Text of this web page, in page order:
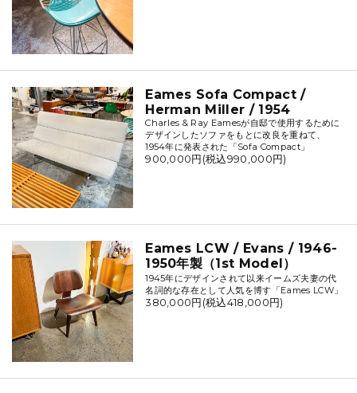
Eames Sofa Compact /
Herman Miller / 1954
Charles & Ray Eamesが自邸で使用するために
デザインしたソファをもとに改良を重ねて、
1954年に発表された「Sofa Compact」
900,000円(税込990,000円)
Eames LCW / Evans / 1946-
1950年製（1st Model）
1945年にデザインされて以来イームズ夫妻の代
名詞的な存在として人気を博す「Eames LCW」
380,000円(税込418,000円)